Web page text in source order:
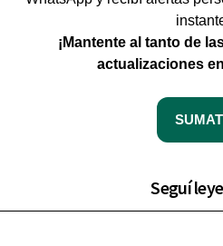
¡Mantente al tanto de
actualizaciones
Seguí